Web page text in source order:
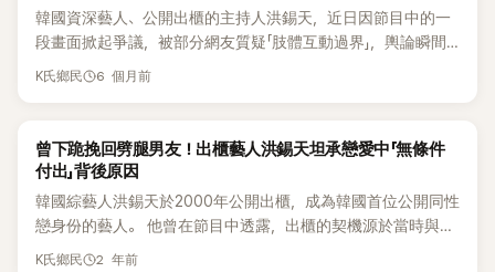
韓國資深藝人、公開出櫃的主持人洪錫天，近日因節目中的一
段畫面掀起爭議，被部分網友質疑「肢體互動過界」，輿論瞬間
炸鍋，甚至有人喊話要求節目停播。 在最新一集網路節目《洪
——洪錫天在錄影過程中突然抱住李正的脖子，並作勢親吻，
引發熱議。 片段曝光後，不少觀眾直言「看了很不舒服」，認為
是在幹嘛？一點都不好笑，看了只覺得尷尬。」也有聲音質疑：
「為什麼同性之間的肢體越界就能被當玩笑帶過？」 更有網友指
出：「這種曖昧橋段真的有必要嗎？異性之間可能被追究責任，
K氏鄉民 6 個月前
K-POP
曾下跪挽回劈腿男友！出櫃藝人洪錫天坦承戀愛中「無條件
付出」背後原因
韓國綜藝人洪錫天於2000年公開出櫃，成為韓國首位公開同性
戀身份的藝人。 他曾在節目中透露，出櫃的契機源於當時與一
位荷蘭男友的戀情。 該男友為了與他在一起，甚至與妻子離
K氏鄉民 2 年前